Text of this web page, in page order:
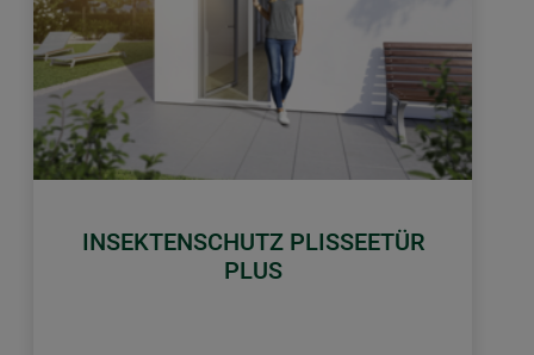
INSEKTENSCHUTZ PLISSEETÜR
PLUS